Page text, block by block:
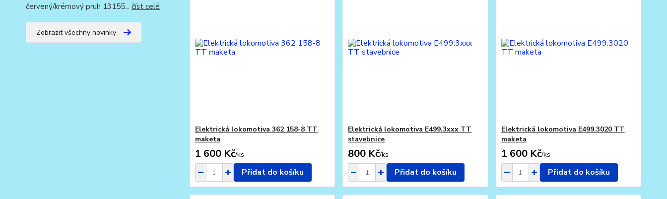
červený/krémový pruh 13155... číst celé
Zobrazit všechny novinky
Elektrická lokomotiva 362 158-8 TT
maketa
1 600 Kč/ks
Přidat do košíku
Elektrická lokomotiva E499.3xxx TT
stavebnice
800 Kč/ks
Přidat do košíku
Elektrická lokomotiva E499.3020 TT
maketa
1 600 Kč/ks
Přidat do košíku